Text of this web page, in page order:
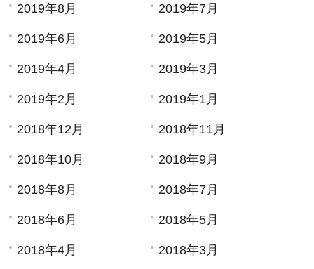
2019年8月 2019年7月
2019年6月 2019年5月
2019年4月 2019年3月
2019年2月 2019年1月
2018年12月 2018年11月
2018年10月 2018年9月
2018年8月 2018年7月
2018年6月 2018年5月
2018年4月 2018年3月